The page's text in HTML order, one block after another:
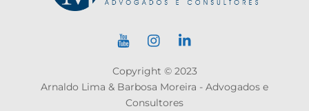
Copyright © 2023
Arnaldo Lima & Barbosa Moreira - Advogados e
Consultores